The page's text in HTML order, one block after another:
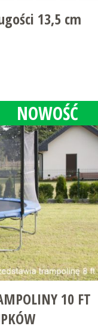
13,5 cm
NOWOŚĆ
10 FT